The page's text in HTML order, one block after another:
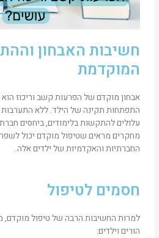
חשיבות האבחון
המוקדמת
אבחון מוקדם של הפרעות קשב וריכוז
עלולים להתקשות בלימודים, ביחסים
מחקרים מראים שטיפול מוקדם יכול
החברתיות והאקדמיות של ילדים אלה.
חסמים לטיפול
למרות החשיבות הרבה של טיפול מוקדם,
הורים וילדים: